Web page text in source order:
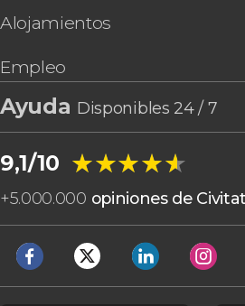
Alojamientos
Empleo
Ayuda Disponibles 24 / 7
9,1/10 ★★★★★
★★★★★
+5.000.000 opiniones de